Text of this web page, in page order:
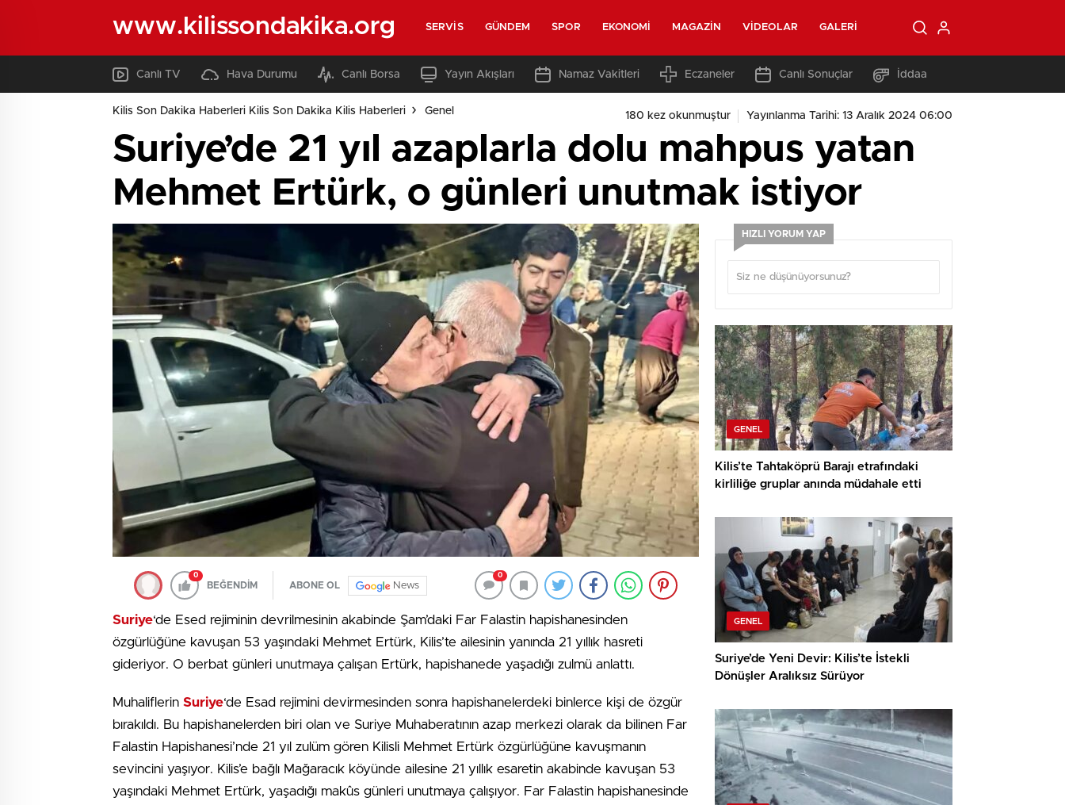
www.kilissondakika.org SERVIS GÜNDEM SPOR EKONOMI MAGAZIN VIDEOLAR GALERI
Canlı TV Hava Durumu Canlı Borsa Yayın Akışları Namaz Vakitleri Eczaneler Canlı Sonuçlar İddaa
Kilis Son Dakika Haberleri Kilis Son Dakika Kilis Haberleri Genel 180 kez okunmuştur Yayınlanma Tarihi: 13 Aralık 2024 06:00
Suriye’de 21 yıl azaplarla dolu mahpus yatan
Mehmet Ertürk, o günleri unutmak istiyor
0
BEĞENDİM ABONE OL News
0
Suriye‘de Esed rejiminin devrilmesinin akabinde Şam’daki Far Falastin hapishanesinden
özgürlüğüne kavuşan 53 yaşındaki Mehmet Ertürk, Kilis’te ailesinin yanında 21 yıllık hasreti
gideriyor. O berbat günleri unutmaya çalışan Ertürk, hapishanede yaşadığı zulmü anlattı.
Muhaliflerin Suriye‘de Esad rejimini devirmesinden sonra hapishanelerdeki binlerce kişi de özgür
bırakıldı. Bu hapishanelerden biri olan ve Suriye Muhaberatının azap merkezi olarak da bilinen Far
Falastin Hapishanesi’nde 21 yıl zulüm gören Kilisli Mehmet Ertürk özgürlüğüne kavuşmanın
sevincini yaşıyor. Kilis’e bağlı Mağaracık köyünde ailesine 21 yıllık esaretin akabinde kavuşan 53
yaşındaki Mehmet Ertürk, yaşadığı makûs günleri unutmaya çalışıyor. Far Falastin hapishanesinde
HIZLI YORUM YAP
GENEL
Kilis’te Tahtaköprü Barajı etrafındaki
kirliliğe gruplar anında müdahale etti
GENEL
Suriye’de Yeni Devir: Kilis’te İstekli
Dönüşler Aralıksız Sürüyor